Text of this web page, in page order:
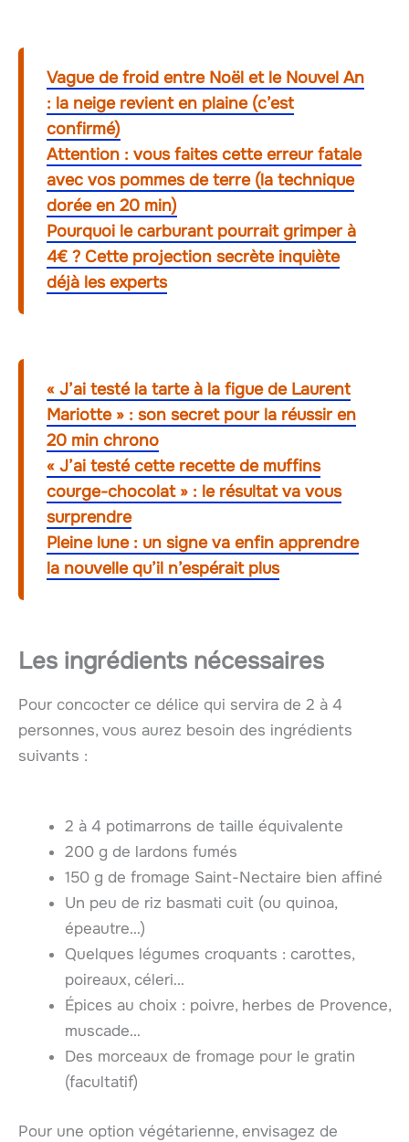
Vague de froid entre Noël et le Nouvel An
: la neige revient en plaine (c’est
confirmé)
Attention : vous faites cette erreur fatale
avec vos pommes de terre (la technique
dorée en 20 min)
Pourquoi le carburant pourrait grimper à
4€ ? Cette projection secrète inquiète
déjà les experts
« J’ai testé la tarte à la figue de Laurent
Mariotte » : son secret pour la réussir en
20 min chrono
« J’ai testé cette recette de muffins
courge-chocolat » : le résultat va vous
surprendre
Pleine lune : un signe va enfin apprendre
la nouvelle qu’il n’espérait plus
Les ingrédients nécessaires
Pour concocter ce délice qui servira de 2 à 4
personnes, vous aurez besoin des ingrédients
suivants :
2 à 4 potimarrons de taille équivalente
200 g de lardons fumés
150 g de fromage Saint-Nectaire bien affiné
Un peu de riz basmati cuit (ou quinoa,
épeautre…)
Quelques légumes croquants : carottes,
poireaux, céleri…
Épices au choix : poivre, herbes de Provence,
muscade…
Des morceaux de fromage pour le gratin
(facultatif)
Pour une option végétarienne, envisagez de